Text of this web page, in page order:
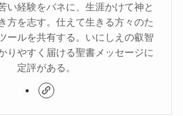
い経験をバネに、生涯かけて神と
方を志す。仕えて生きる方々のた
ールを共有する。いにしえの叡智
りやすく届ける聖書メッセージに
定評がある。